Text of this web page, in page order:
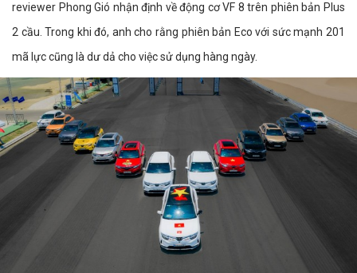
reviewer Phong Gió nhận định về động cơ VF 8 trên phiên bản Plus
2 cầu. Trong khi đó, anh cho rằng phiên bản Eco với sức mạnh 201
mã lực cũng là dư dả cho việc sử dụng hàng ngày.